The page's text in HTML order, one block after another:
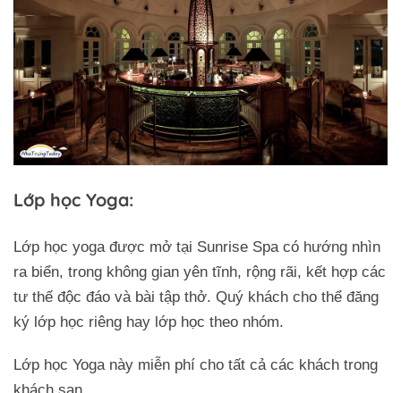
Lớp học Yoga:
Lớp học yoga được mở tại Sunrise Spa có hướng nhìn
ra biển, trong không gian yên tĩnh, rộng rãi, kết hợp các
tư thế độc đáo và bài tập thở. Quý khách cho thể đăng
ký lớp học riêng hay lớp học theo nhóm.
Lớp học Yoga này miễn phí cho tất cả các khách trong
khách sạn.
Trở về trang trước đó